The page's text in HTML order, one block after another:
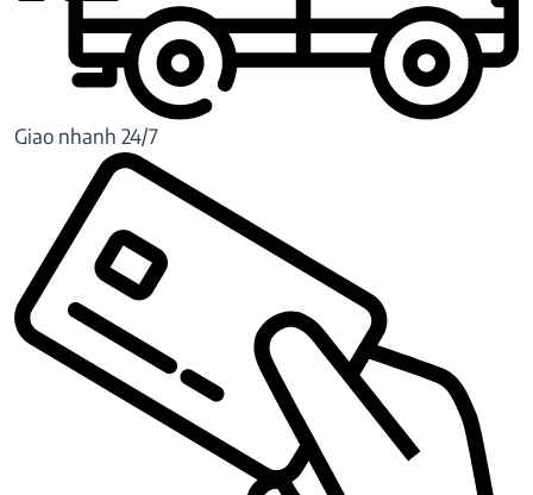
Giao nhanh 24/7